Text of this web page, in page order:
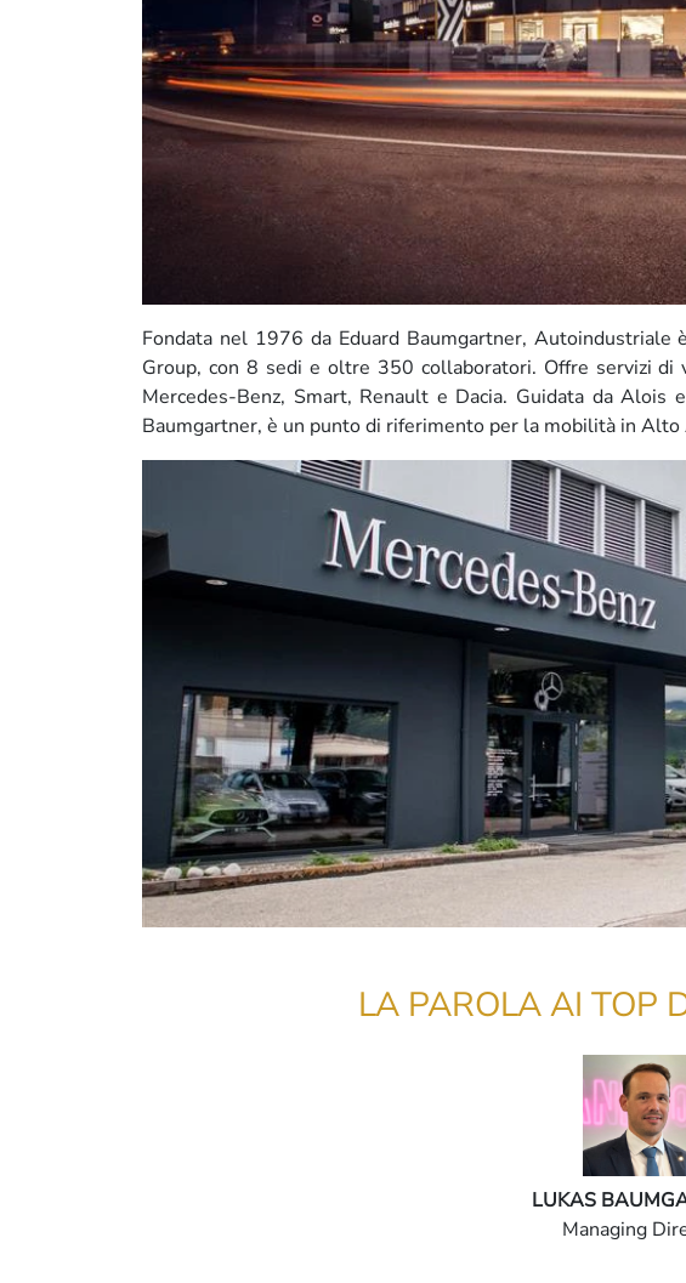
Fondata nel 1976 da Eduard Baumgartner,
Group, con 8 sedi e oltre 350 collaboratori. Offre servizi di
Mercedes-Benz, Smart, Renault e Dacia. Guidata da Alois
Baumgartner, è un punto di riferimento per la mobilità in Alto
LA PAROLA AI TOP
LUKAS
Managing